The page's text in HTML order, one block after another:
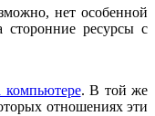
нет особенной
ресурсы с
компьютере. В той же
отношениях эти